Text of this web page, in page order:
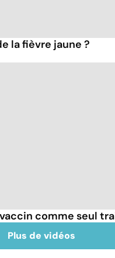
la fièvre jaune ?
comme seul
Plus de vidéos